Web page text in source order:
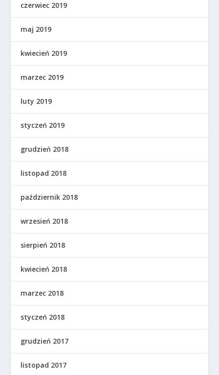
czerwiec 2019
maj 2019
kwiecień 2019
marzec 2019
luty 2019
styczeń 2019
grudzień 2018
listopad 2018
październik 2018
wrzesień 2018
sierpień 2018
kwiecień 2018
marzec 2018
styczeń 2018
grudzień 2017
listopad 2017